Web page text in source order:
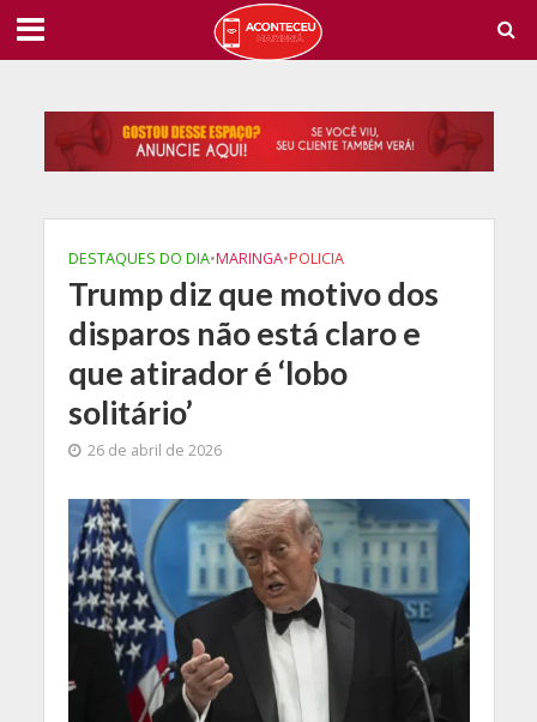
DESTAQUES DO DIA•MARINGA•POLICIA
Trump diz que motivo dos
disparos não está claro e
que atirador é ‘lobo
solitário’
26 de abril de 2026